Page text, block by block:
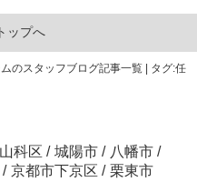
ップへ
のスタッフブログ記事一覧 | タグ:任
科区 / 城陽市 / 八幡市 /
/ 京都市下京区 / 栗東市